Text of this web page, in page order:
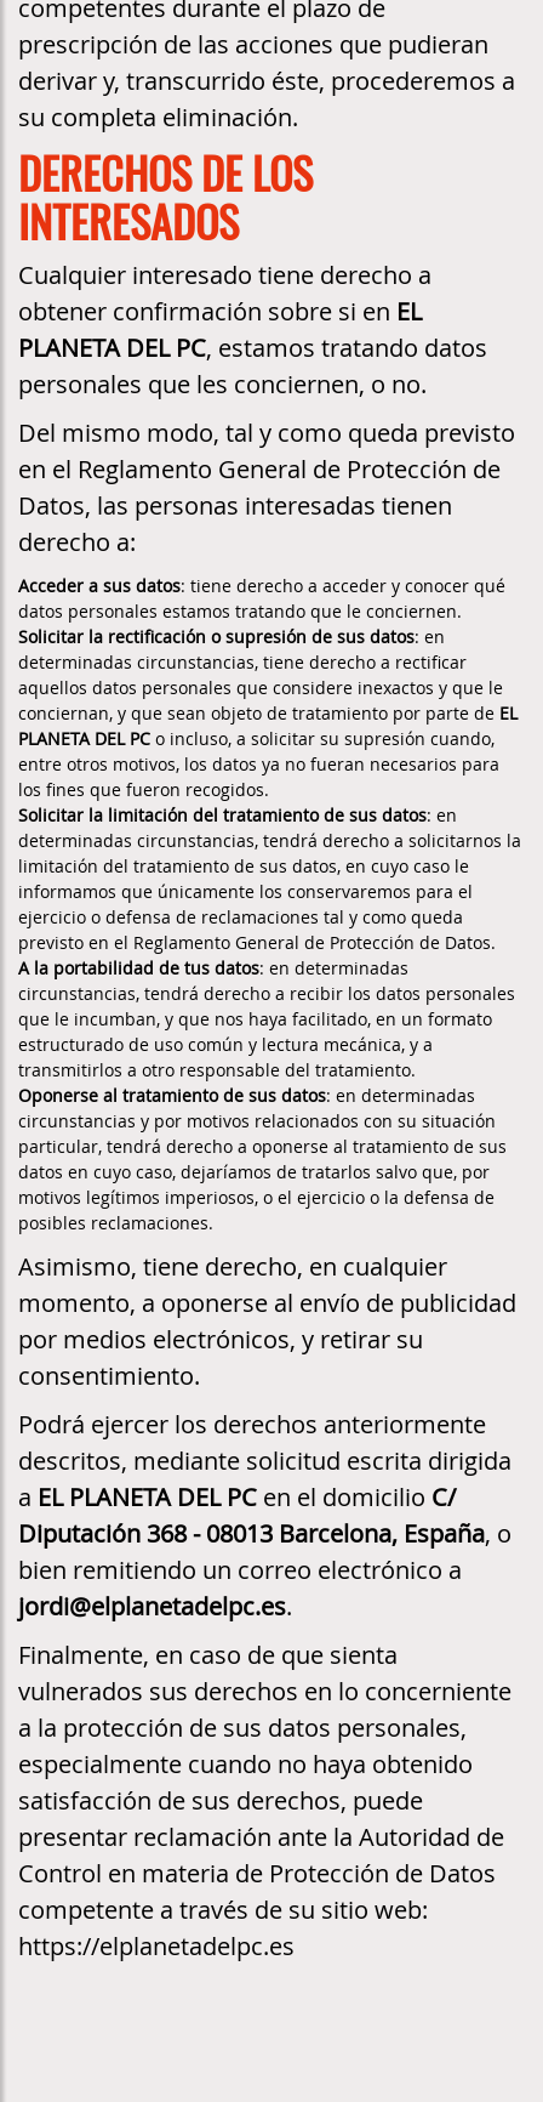
competentes durante el plazo de
prescripción de las acciones que pudieran
derivar y, transcurrido éste, procederemos a
su completa eliminación.
DERECHOS DE LOS
INTERESADOS
Cualquier interesado tiene derecho a
obtener confirmación sobre si en EL
PLANETA DEL PC, estamos tratando datos
personales que les conciernen, o no.
Del mismo modo, tal y como queda previsto
en el Reglamento General de Protección de
Datos, las personas interesadas tienen
derecho a:
Acceder a sus datos: tiene derecho a acceder y conocer qué
datos personales estamos tratando que le conciernen.
Solicitar la rectificación o supresión de sus datos: en
determinadas circunstancias, tiene derecho a rectificar
aquellos datos personales que considere inexactos y que le
conciernan, y que sean objeto de tratamiento por parte de EL
PLANETA DEL PC o incluso, a solicitar su supresión cuando,
entre otros motivos, los datos ya no fueran necesarios para
los fines que fueron recogidos.
Solicitar la limitación del tratamiento de sus datos: en
determinadas circunstancias, tendrá derecho a solicitarnos la
limitación del tratamiento de sus datos, en cuyo caso le
informamos que únicamente los conservaremos para el
ejercicio o defensa de reclamaciones tal y como queda
previsto en el Reglamento General de Protección de Datos.
A la portabilidad de tus datos: en determinadas
circunstancias, tendrá derecho a recibir los datos personales
que le incumban, y que nos haya facilitado, en un formato
estructurado de uso común y lectura mecánica, y a
transmitirlos a otro responsable del tratamiento.
Oponerse al tratamiento de sus datos: en determinadas
circunstancias y por motivos relacionados con su situación
particular, tendrá derecho a oponerse al tratamiento de sus
datos en cuyo caso, dejaríamos de tratarlos salvo que, por
motivos legítimos imperiosos, o el ejercicio o la defensa de
posibles reclamaciones.
Asimismo, tiene derecho, en cualquier
momento, a oponerse al envío de publicidad
por medios electrónicos, y retirar su
consentimiento.
Podrá ejercer los derechos anteriormente
descritos, mediante solicitud escrita dirigida
a EL PLANETA DEL PC en el domicilio C/
Diputación 368 - 08013 Barcelona, España, o
bien remitiendo un correo electrónico a
jordi@elplanetadelpc.es.
Finalmente, en caso de que sienta
vulnerados sus derechos en lo concerniente
a la protección de sus datos personales,
especialmente cuando no haya obtenido
satisfacción de sus derechos, puede
presentar reclamación ante la Autoridad de
Control en materia de Protección de Datos
competente a través de su sitio web:
https://elplanetadelpc.es